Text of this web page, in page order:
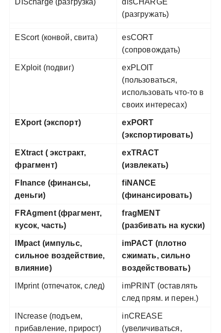
DIScharge (разгрузка)
disCHARGE
(разгружать)
EScort (конвой, свита)
esCORT
(сопровождать)
EXploit (подвиг)
exPLOIT
(пользоваться,
использовать что-то в
своих интересах)
EXport (экспорт)
exPORT
(экспортировать)
EXtract ( экстракт,
фрагмент)
exTRACT
(извлекать)
FInance (финансы,
деньги)
fiNANCE
(финансировать)
FRAgment (фрагмент,
кусок, часть)
fragMENT
(разбивать на куски)
IMpact (импульс,
сильное воздействие,
влияние)
imPACT (плотно
сжимать, сильно
воздействовать)
IMprint (отпечаток, след)
imPRINT (оставлять
след прям. и перен.)
INcrease (подъем,
прибавление, прирост)
inCREASE
(увеличиваться,